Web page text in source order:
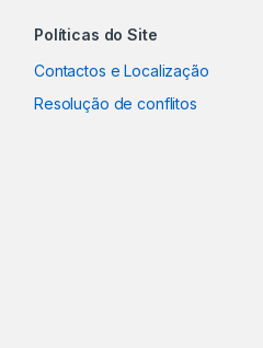
Políticas do Site
Contactos e Localização
Resolução de conflitos